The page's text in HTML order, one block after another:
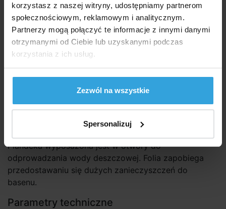
korzystasz z naszej witryny, udostępniamy partnerom
społecznościowym, reklamowym i analitycznym.
Partnerzy mogą połączyć te informacje z innymi danymi
otrzymanymi od Ciebie lub uzyskanymi podczas
korzystania z ich usług.
Zezwól na wszystkie
Spersonalizuj
Zapytaj sprzedawcę
Szczegółowy opis
prostokątna 4,00 × 2,00 m.
Rozmiar plandeki w miejscu rozłożenia na konstrukcji
basenu to 3,89 × 1,84m. Zwis boczny żagla ok. 20 cm
Plandeka wyposażona jest w otwory do
odprowadzania wody deszczowej. Folia zapobiega
przedostawaniu się dużych zanieczyszczeń do
basenu.
Parametry techniczne